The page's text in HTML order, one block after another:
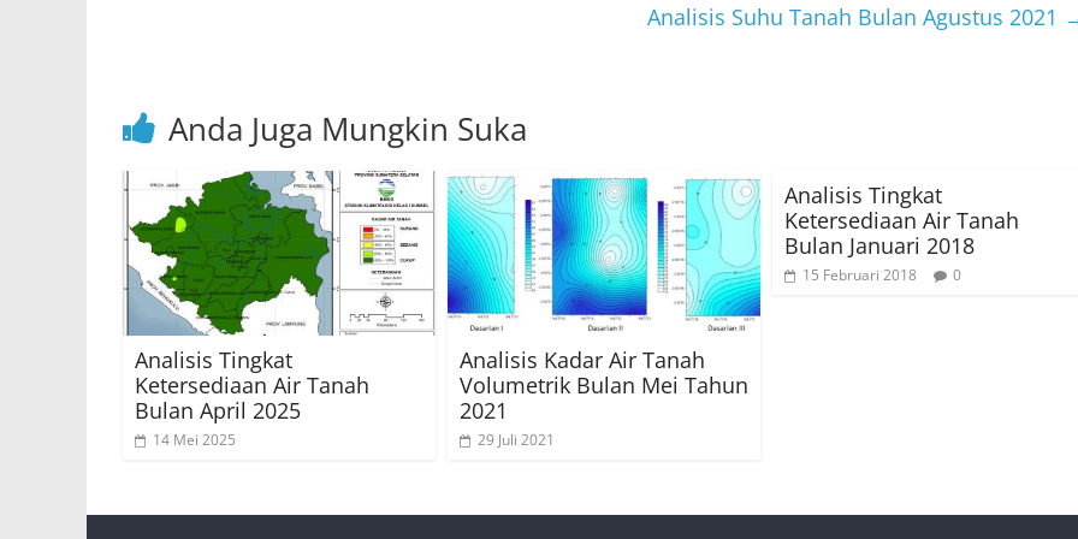
Analisis Suhu Tanah Bulan Agustus 2021
Anda Juga Mungkin Suka
Analisis Tingkat
Ketersediaan Air Tanah
Bulan April 2025
14 Mei 2025
Analisis Kadar Air Tanah
Volumetrik Bulan Mei Tahun
2021
29 Juli 2021
Analisis Tingkat
Ketersediaan Air Tanah
Bulan Januari 2018
15 Februari 2018 0